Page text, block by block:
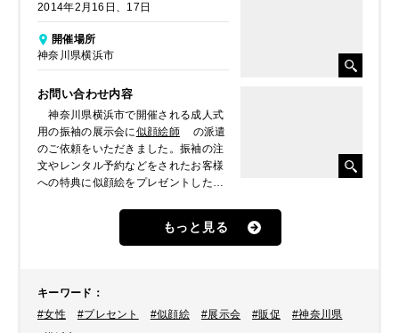
2014年2月16日、17日
開催場所
神奈川県横浜市
お問い合わせ内容
神奈川県横浜市で開催される成人式
用の振袖の展示会に似顔絵師
の派遣
のご依頼をいただきました。振袖の注
文やレンタル予約などをされたお客様
への特典に似顔絵をプレゼントしたい
もっと見る
キーワード ：
#女性
#プレセント #似顔絵 #展示会 #販促
#神奈川県